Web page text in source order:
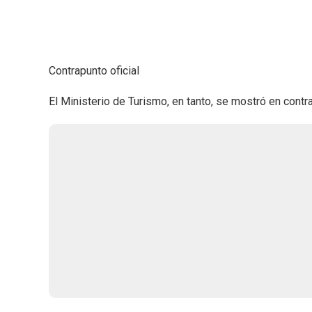
Contrapunto oficial
El Ministerio de Turismo, en tanto, se mostró en